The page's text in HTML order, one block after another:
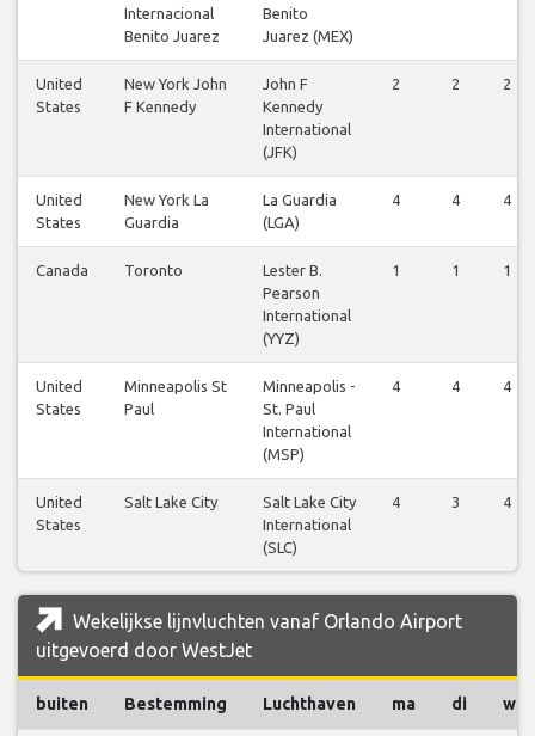
Internacional
Benito Juarez
Benito
Juarez (MEX)
United
States
New York John
F Kennedy
John F
Kennedy
International
(JFK)
2 2 2
United
States
New York La
Guardia
La Guardia
(LGA)
4 4 4
Canada Toronto
Lester B.
Pearson
International
(YYZ)
1 1 1
United
States
Minneapolis St
Paul
Minneapolis -
St. Paul
International
(MSP)
4 4 4
United
States
Salt Lake City
Salt Lake City
International
(SLC)
4 3 4
Wekelijkse lijnvluchten vanaf Orlando Airport
uitgevoerd door WestJet
buiten Bestemming Luchthaven ma di wo